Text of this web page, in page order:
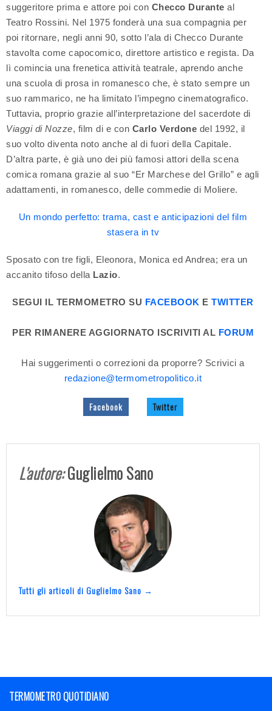
suggeritore prima e attore poi con Checco Durante al
Teatro Rossini. Nel 1975 fonderà una sua compagnia per
poi ritornare, negli anni 90, sotto l’ala di Checco Durante
stavolta come capocomico, direttore artistico e regista. Da
lì comincia una frenetica attività teatrale, aprendo anche
una scuola di prosa in romanesco che, è stato sempre un
suo rammarico, ne ha limitato l’impegno cinematografico.
Tuttavia, proprio grazie all’interpretazione del sacerdote di
Viaggi di Nozze, film di e con Carlo Verdone del 1992, il
suo volto diventa noto anche al di fuori della Capitale.
D’altra parte, è già uno dei più famosi attori della scena
comica romana grazie al suo “Er Marchese del Grillo” e agli
adattamenti, in romanesco, delle commedie di Moliere.
Un mondo perfetto: trama, cast e anticipazioni del film
stasera in tv
Sposato con tre figli, Eleonora, Monica ed Andrea; era un
accanito tifoso della Lazio.
SEGUI IL TERMOMETRO SU FACEBOOK ETWITTER
PER RIMANERE AGGIORNATO ISCRIVITI AL FORUM
Hai suggerimenti o correzioni da proporre? Scrivici a
redazione@termometropolitico.it
Facebook Twitter
L'autore:Guglielmo Sano
Tutti gli articoli di Guglielmo Sano →
TERMOMETRO QUOTIDIANO